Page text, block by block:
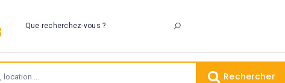
Que recherchez-vous ?
Rechercher